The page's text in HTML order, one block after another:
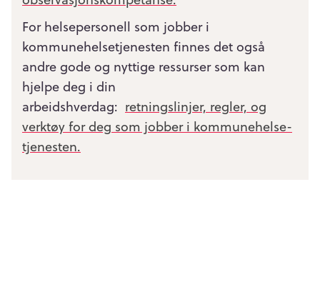
For helsepersonell som jobber i
kommunehelsetjenesten finnes det også
andre gode og nyttige ressurser som kan
hjelpe deg i din
arbeidshverdag: retningslinjer, regler, og
verktøy for deg som jobber i kommunehelse­
tjenesten.